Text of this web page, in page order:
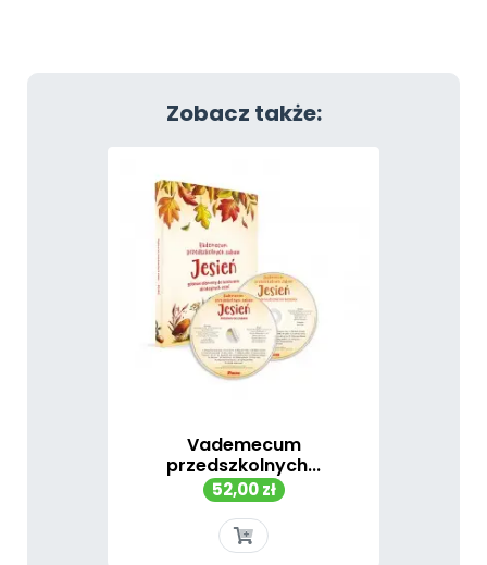
Zobacz także:
Vademecum
przedszkolnych...
Cena
52,00 zł